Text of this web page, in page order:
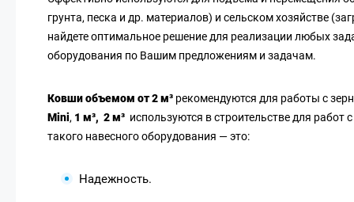
грунта, песка и др. материалов) и сельском хозяйстве
найдете оптимальное решение для реализации любых
оборудования по Вашим предложениям и задачам.
Ковши объемом от 2 м³ рекомендуются для работы с
Mini, 1 м³, 2 м³ используются в строительстве для
такого навесного оборудования — это:
Надежность.